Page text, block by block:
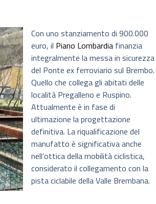
Con uno stanziamento di 900.000
euro, il Piano Lombardia finanzia
integralmente la messa in sicurezza
del Ponte ex ferroviario sul Brembo.
Quello che collega gli abitati delle
località Pregalleno e Ruspino.
Attualmente è in fase di
ultimazione la progettazione
definitiva. La riqualificazione del
manufatto è significativa anche
nell’ottica della mobilità ciclistica,
considerato il collegamento con la
pista ciclabile della Valle Brembana.